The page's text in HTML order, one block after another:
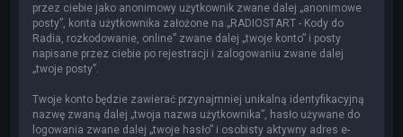
przez ciebie jako anonimowy użytkownik zwane dalej „anonimowe
posty”, konta użytkownika założone na „RADIOSTART - Kody do
Radia, rozkodowanie, online” zwane dalej „twoje konto” i posty
napisane przez ciebie po rejestracji i zalogowaniu zwane dalej
„twoje posty”.
Twoje konto będzie zawierać przynajmniej unikalną identyfikacyjną
nazwę zwaną dalej „twoja nazwa użytkownika”, hasło używane do
logowania zwane dalej „twoje hasło” i osobisty aktywny adres e-